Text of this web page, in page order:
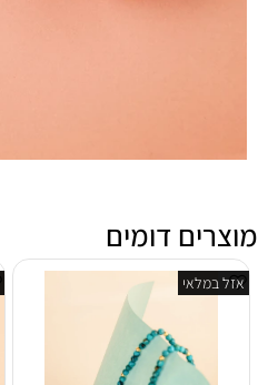
מוצרים דומים
אזל במלאי